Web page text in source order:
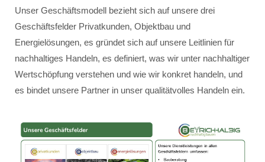
Unser Geschäftsmodell bezieht sich auf unsere drei
Geschäftsfelder Privatkunden, Objektbau und
Energielösungen, es gründet sich auf unsere Leitlinien für
nachhaltiges Handeln, es definiert, was wir unter nachhaltiger
Wertschöpfung verstehen und wie wir konkret handeln, und
es bindet unsere Partner in unser qualitätvolles Handeln ein.